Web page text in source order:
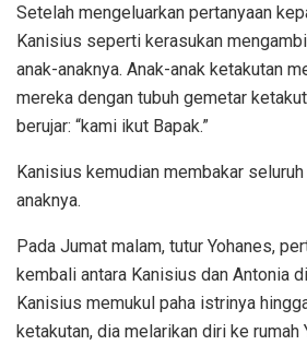
Setelah mengeluarkan pertanyaan
Kanisius seperti kerasukan
anak-anaknya. Anak-anak ketakutan
mereka dengan tubuh gemetar
berujar: “kami ikut Bapak.”
Kanisius kemudian membakar seluruh
anaknya.
Pada Jumat malam, tutur Yohanes,
kembali antara Kanisius dan Antonia
Kanisius memukul paha istrinya
ketakutan, dia melarikan diri ke rumah